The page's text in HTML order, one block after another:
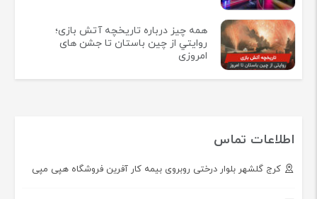
همه چيز درباره تاريخچه آتش بازی؛
روايتي از چين باستان تا جشن های
امروزی
اطلاعات تماس
کرج گلشهر بلوار درختی روبروی بیمه کار آفرین فروشگاه هپی مپی